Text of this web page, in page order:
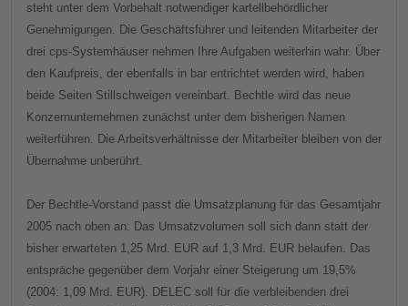
steht unter dem Vorbehalt notwendiger kartellbehördlicher
Genehmigungen. Die Geschäftsführer und leitenden Mitarbeiter der
drei cps-Systemhäuser nehmen Ihre Aufgaben weiterhin wahr. Über
den Kaufpreis, der ebenfalls in bar entrichtet werden wird, haben
beide Seiten Stillschweigen vereinbart. Bechtle wird das neue
Konzernunternehmen zunächst unter dem bisherigen Namen
weiterführen. Die Arbeitsverhältnisse der Mitarbeiter bleiben von der
Übernahme unberührt.
Der Bechtle-Vorstand passt die Umsatzplanung für das Gesamtjahr
2005 nach oben an: Das Umsatzvolumen soll sich dann statt der
bisher erwarteten 1,25 Mrd. EUR auf 1,3 Mrd. EUR belaufen. Das
entspräche gegenüber dem Vorjahr einer Steigerung um 19,5%
(2004: 1,09 Mrd. EUR). DELEC soll für die verbleibenden drei